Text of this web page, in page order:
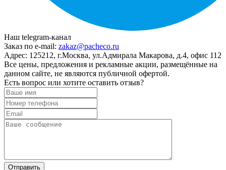
Наш telegram-канал
Заказ по e-mail: zakaz@pacheco.ru
Адрес: 125212, г.Москва, ул.Адмирала Макарова, д.4, офис 112
Все цены, предложения и рекламные акции, размещённые на
данном сайте, не являются публичной офертой.
Есть вопрос или хотите оставить отзыв?